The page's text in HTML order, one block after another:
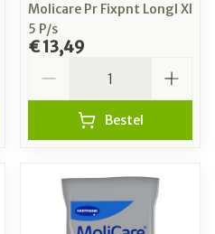
Molicare Pr Fixpnt Longl Xl
5 P/s
€ 13,49
Bestel